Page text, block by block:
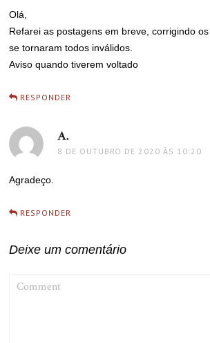
Olá,
Refarei as postagens em breve, corrigindo
se tornaram todos inválidos.
Aviso quando tiverem voltado
RESPONDER
A.
8 DE OUTUBRO DE 2020 ÀS 10:20
Agradeço.
RESPONDER
Deixe um comentário